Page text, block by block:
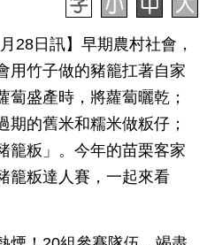
28日訊】早期農村社會，
用竹子做的豬籠扛著自家
盛產時，將蘿蔔曬乾；
的舊米和糯米做粄仔；
籠粄」。今年的苗栗客家
籠粄達人賽，一起來看